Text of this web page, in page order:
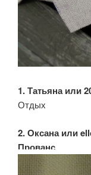
1. Татьяна или
Отдых
2. Оксана или
Прованс